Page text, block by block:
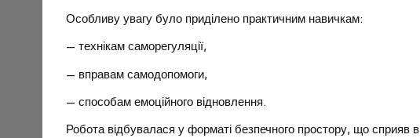
Особливу увагу було приділено практичним навичкам:
— технікам саморегуляції,
— вправам самодопомоги,
— способам емоційного відновлення.
Робота відбувалася у форматі безпечного простору, що сприяв